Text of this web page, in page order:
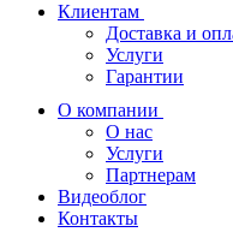
Клиентам
Доставка и
Услуги
Гарантии
О компании
О нас
Услуги
Партнерам
Видеоблог
Контакты